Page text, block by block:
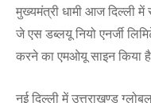
मुख्यमंत्री धामी आज दिल्ली
जे एस डब्लयू नियो एनर्जी
करने का एमओयू साइन किया
नई दिल्ली में उत्तराखण्ड